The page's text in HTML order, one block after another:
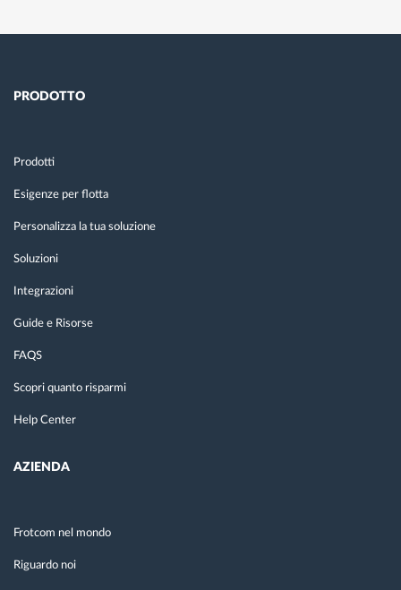
PRODOTTO
Prodotti
Esigenze per flotta
Personalizza la tua soluzione
Soluzioni
Integrazioni
Guide e Risorse
FAQS
Scopri quanto risparmi
Help Center
AZIENDA
Frotcom nel mondo
Riguardo noi